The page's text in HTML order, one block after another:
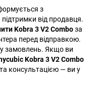
з
підтримки від продавця.
Kobra 3 V2 Comboза
перед відправкою.
замовлень. Якщо ви
Kobra 3 V2 Combo
консультацією — ви у